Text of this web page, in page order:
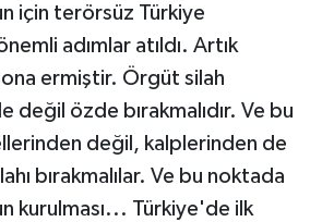
için terörsüz Türkiye
adımlar atıldı. Artık
ermiştir. Örgüt silah
değil özde bırakmalıdır. Ve bu
değil, kalplerinden de
bırakmalılar. Ve bu noktada
kurulması... Türkiye'de ilk